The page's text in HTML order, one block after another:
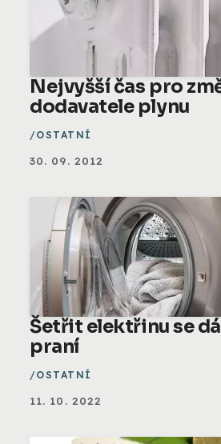
Nejvyšší čas pro
dodavatele plynu
OSTATNÍ
30. 09. 2012
Šetřit elektřinu se
praní
OSTATNÍ
11. 10. 2022